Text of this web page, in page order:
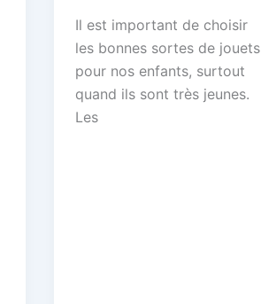
Il est important de choisir
les bonnes sortes de jouets
pour nos enfants, surtout
quand ils sont très jeunes.
Les